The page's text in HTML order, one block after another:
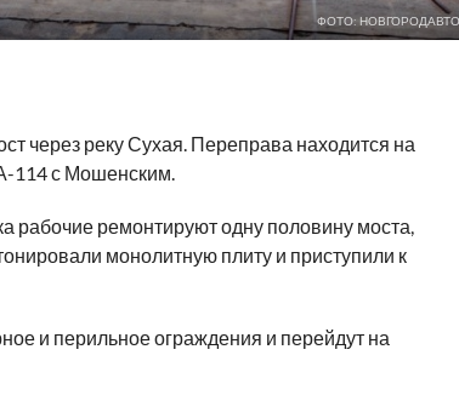
ФОТО:
через реку Сухая. Переправа находится на
114 с Мошенским.
рабочие ремонтируют одну половину моста,
монолитную плиту и приступили к
и перильное ограждения и перейдут на